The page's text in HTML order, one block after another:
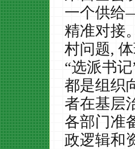
一个供给
精准对接
村问题,
“选派书
都是组织
者在基层
各部门准
政逻辑和